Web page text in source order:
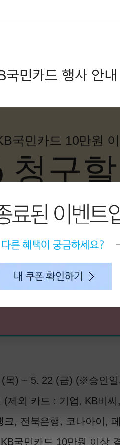
국민카드 행사 안내
내 쿠폰 확인하기
국민카드 10만원 이
청구
(목) ~ 5. 22 (금) (※승인일
(제외 카드 : 기업, KB비
크, 전북은행, 코나아이,
국민카드 10만원 이상